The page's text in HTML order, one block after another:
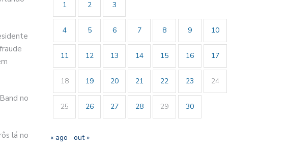
no
lá no
1
2 3
4 5 6 7 8 9 10
11 12 13 14 15 16 17
18 19 20 21 22 23 24
25 26 27 28 29 30
« ago out »